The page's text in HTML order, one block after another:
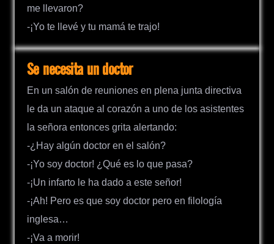
me llevaron?
-¡Yo te llevé y tu mamá te trajo!
Se necesita un doctor
En un salón de reuniones en plena junta directiva
le da un ataque al corazón a uno de los asistentes
la señora entonces grita alertando:
-¿Hay algún doctor en el salón?
-¡Yo soy doctor! ¿Qué es lo que pasa?
-¡Un infarto le ha dado a este señor!
-¡Ah! Pero es que soy doctor pero en filología
inglesa…
-¡Va a morir!